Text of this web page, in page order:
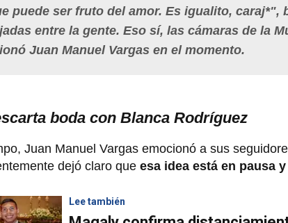
puede ser fruto del amor. Es igualito, caraj*",
entre la gente. Eso sí, las cámaras de la
Juan Manuel Vargas en el momento.
boda con Blanca Rodríguez
Juan Manuel Vargas emocionó a sus
dejó claro que esa idea está en pausa
Lee también